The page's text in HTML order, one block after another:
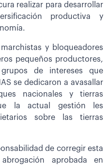
realizar para desarrollar
productiva y
y bloqueadores
pequeños productores,
de intereses que
se dedicaron a avasallar
nacionales y tierras
la actual gestión les
sobre las tierras
de corregir esta
aprobada en